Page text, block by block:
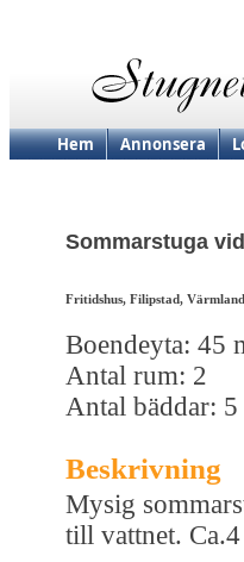
Hem Annonsera
Sommarstuga
Fritidshus, Filipstad, Värmland
Boendeyta: 45
Antal rum: 2
Antal bäddar: 5
Beskrivning
Mysig
till vattnet.